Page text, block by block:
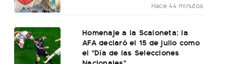
Hace 44 minutos
Homenaje a la Scaloneta: la
AFA declaró el 15 de julio como
el "Día de las Selecciones